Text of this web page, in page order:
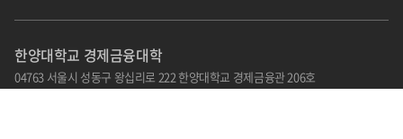
한양대학교 경제금융대학
04763 서울시 성동구 왕십리로 222 한양대학교 경제금융관 206호